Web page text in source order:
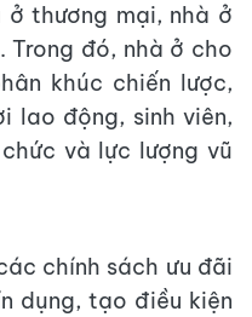
thương mại, nhà ở
Trong đó, nhà ở cho
khúc chiến lược,
lao động, sinh viên,
và lực lượng vũ
chính sách ưu đãi
dụng, tạo điều kiện